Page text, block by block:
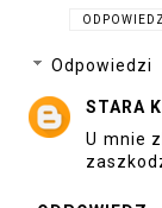
ODPOWIEDZ
Odpowiedzi
STARA
U mnie